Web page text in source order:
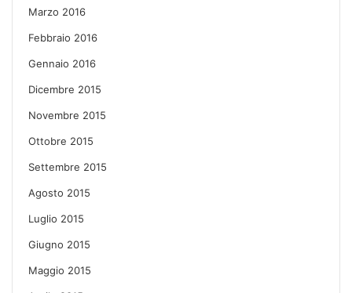
Marzo 2016
Febbraio 2016
Gennaio 2016
Dicembre 2015
Novembre 2015
Ottobre 2015
Settembre 2015
Agosto 2015
Luglio 2015
Giugno 2015
Maggio 2015